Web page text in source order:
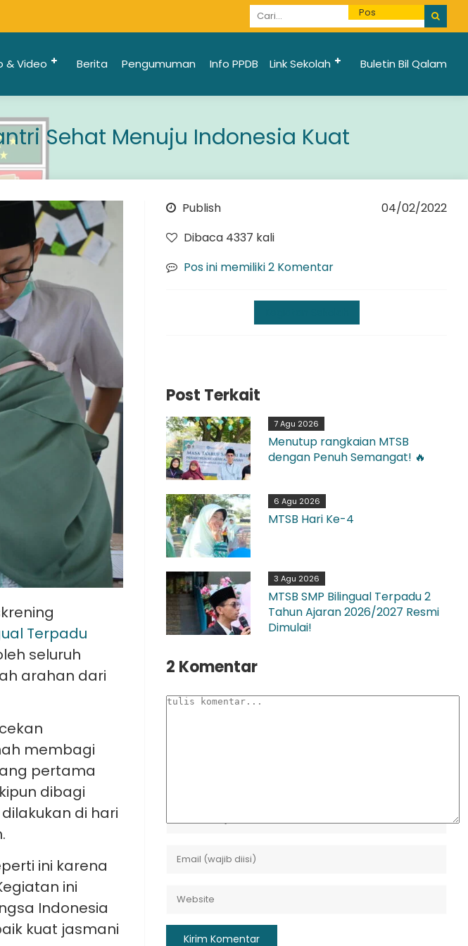
Informasi Penerimaan Santri Baru 2025/2026
& Video Berita Pengumuman Info PPDB Link Sekolah Buletin Bil Qalam
Sehat Menuju Indonesia Kuat
Terpadu
seluruh
arahan dari
membagi
pertama
dibagi
di hari
ini karena
ini
Indonesia
kuat jasmani
Publish
04/02/2022
Dibaca 4337 kali
Pos ini memiliki 2 Komentar
Post Terkait
7 Agu 2026
Menutup rangkaian MTSB
dengan Penuh Semangat! 🔥
6 Agu 2026
MTSB Hari Ke-4
3 Agu 2026
MTSB SMP Bilingual Terpadu 2
Tahun Ajaran 2026/2027 Resmi
Dimulai!
2 Komentar